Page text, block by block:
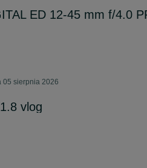
ED 12-45 mm f/4.0
05 sierpnia 2026
vlog